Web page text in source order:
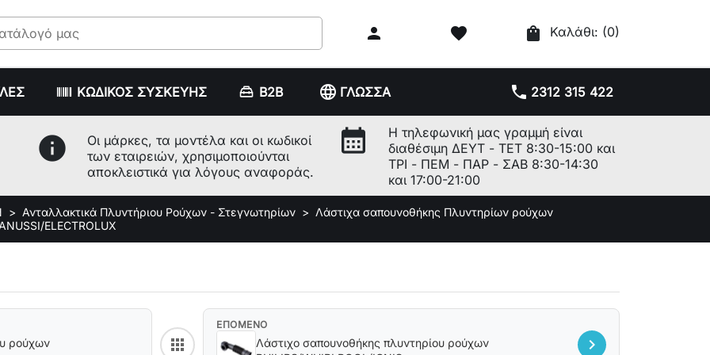
 favorite shopping_bag Καλάθι: (0)
ΚΩΔΙΚΟΣ ΣΥΣΚΕΥΗΣ B2B phone 2312 315 422
language ΓΛΩΣΣΑ
info
Οι μάρκες, τα μοντέλα και οι κωδικοί
των εταιρειών, χρησιμοποιούνται
αποκλειστικά για λόγους αναφοράς.
calendar_month
Η τηλεφωνική μας γραμμή είναι
διαθέσιμη ΔΕΥΤ - ΤΕΤ 8:30-15:00 και
ΤΡΙ - ΠΕΜ - ΠΑΡ - ΣΑΒ 8:30-14:30
και 17:00-21:00
Ανταλλακτικά Πλυντήριου Ρούχων - Στεγνωτηρίων
Λάστιχα σαπουνοθήκης Πλυντηρίων ρούχων
ELECTROLUX
appsBack to category
ΕΠΟΜΕΝΟ
Λάστιχο σαπουνοθήκης πλυντηρίου ρούχων
chevron_right